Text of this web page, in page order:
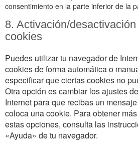
consentimiento en la parte inferior de la
8. Activación/
cookies
Puedes utilizar tu navegador de
cookies de forma automática o
especificar que ciertas cookies no
Otra opción es cambiar los ajustes
Internet para que recibas un
coloca una cookie. Para obtener
estas opciones, consulta las
«Ayuda» de tu navegador.